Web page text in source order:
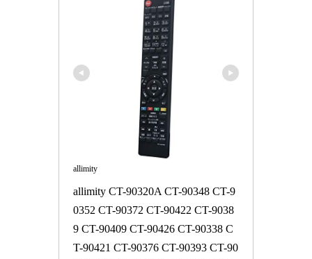
allimity
allimity CT-90320A CT-90348 CT-9
0352 CT-90372 CT-90422 CT-9038
9 CT-90409 CT-90426 CT-90338 C
T-90421 CT-90376 CT-90393 CT-90